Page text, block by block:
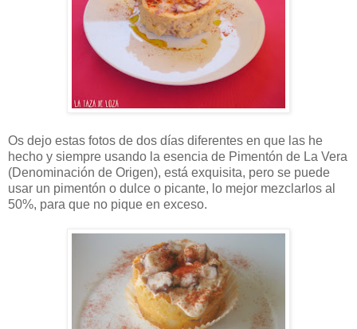
Os dejo estas fotos de dos días diferentes en que las he
hecho y siempre usando la esencia de Pimentón de La Vera
(Denominación de Origen), está exquisita, pero se puede
usar un pimentón o dulce o picante, lo mejor mezclarlos al
50%, para que no pique en exceso.